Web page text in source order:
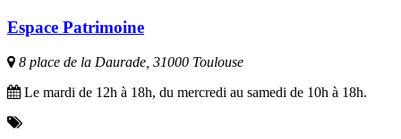
Espace Patrimoine
8 place de la Daurade, 31000 Toulouse
Le mardi de 12h à 18h, du mercredi au samedi de 10h à 18h.